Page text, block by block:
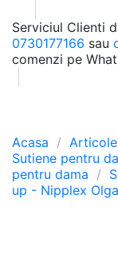
Serviciul Clienti
0730177166 sau
comenzi pe
Acasa
Sutiene pentru
pentru dama
up - Nipplex Olga